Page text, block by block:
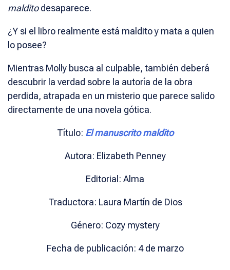
malditodesaparece.
¿Y si el libro realmente está maldito y mata a quien
lo posee?
Mientras Molly busca al culpable, también deberá
descubrir la verdad sobre la autoría de la obra
perdida, atrapada en un misterio que parece salido
directamente de una novela gótica.
Título: El manuscrito maldito
Autora: Elizabeth Penney
Editorial: Alma
Traductora: Laura Martín de Dios
Género: Cozy mystery
Fecha de publicación: 4 de marzo